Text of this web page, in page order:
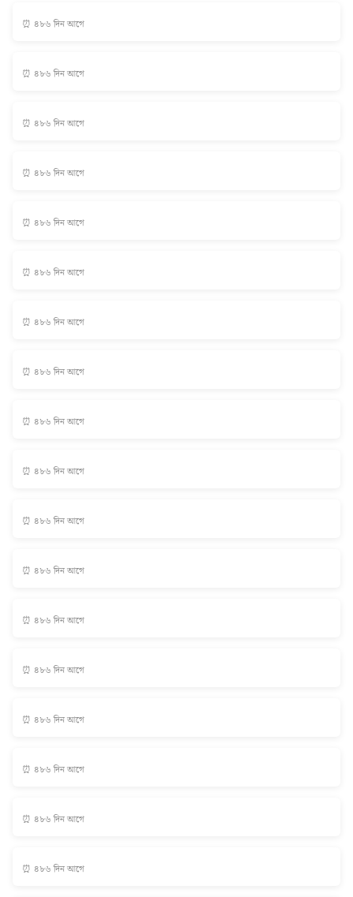
⏰ ৪৮৬ দিন আগে
⏰ ৪৮৬ দিন আগে
⏰ ৪৮৬ দিন আগে
⏰ ৪৮৬ দিন আগে
⏰ ৪৮৬ দিন আগে
⏰ ৪৮৬ দিন আগে
⏰ ৪৮৬ দিন আগে
⏰ ৪৮৬ দিন আগে
⏰ ৪৮৬ দিন আগে
⏰ ৪৮৬ দিন আগে
⏰ ৪৮৬ দিন আগে
⏰ ৪৮৬ দিন আগে
⏰ ৪৮৬ দিন আগে
⏰ ৪৮৬ দিন আগে
⏰ ৪৮৬ দিন আগে
⏰ ৪৮৬ দিন আগে
⏰ ৪৮৬ দিন আগে
⏰ ৪৮৬ দিন আগে